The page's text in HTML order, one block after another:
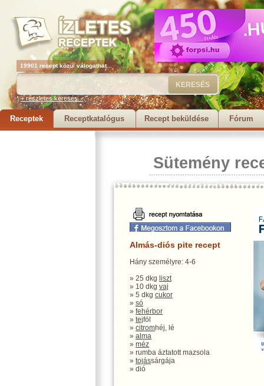
19901 recept közül válogathat...
+ részletes keresés...
Receptek Receptkatalógus Recept beküldése Fórum
Sütemény
Almás-diós pite recept
Hány személyre: 4-6
» 25 dkg liszt
» 10 dkg vaj
» 5 dkg cukor
» só
» fehérbor
» tejföl
» citromhéj, lé
» alma
» méz
» rumba áztatott mazsola
» tojássárgája
» dió